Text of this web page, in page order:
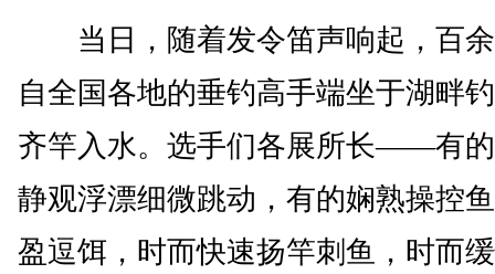
当日，随着发令笛声响起，百
自全国各地的垂钓高手端坐于湖畔
齐竿入水。选手们各展所长——有
静观浮漂细微跳动，有的娴熟操控
盈逗饵，时而快速扬竿刺鱼，时而